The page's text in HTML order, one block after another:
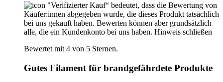
"Verifizierter Kauf“ bedeutet, dass die Bewertung von
Käufer:innen abgegeben wurde, die dieses Produkt tatsächlich
bei uns gekauft haben. Bewerten können aber grundsätzlich
alle, die ein Kundenkonto bei uns haben. Hinweis schließen
Bewertet mit 4 von 5 Sternen.
Gutes Filament für brandgefährdete Produkte